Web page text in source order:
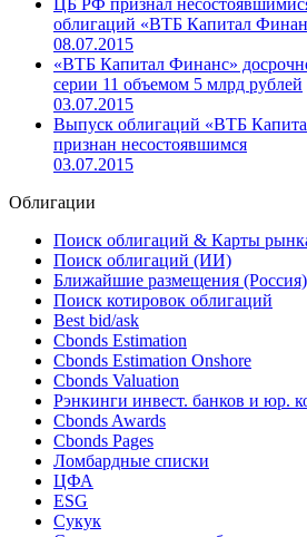
ЦБ РФ признал
облигаций «ВТБ Капитал
08.07.2015
«ВТБ Капитал Финанс»
серии 11 объемом 5 млрд рублей
03.07.2015
Выпуск облигаций «ВТБ
признан несостоявшимся
03.07.2015
Облигации
Поиск облигаций & Карты
Поиск облигаций (ИИ)
Ближайшие размещения (Россия)
Поиск котировок облигаций
Best bid/ask
Cbonds Estimation
Cbonds Estimation Onshore
Cbonds Valuation
Рэнкинги инвест. банков и юр.
Cbonds Awards
Cbonds Pages
Ломбардные списки
ЦФА
ESG
Сукук